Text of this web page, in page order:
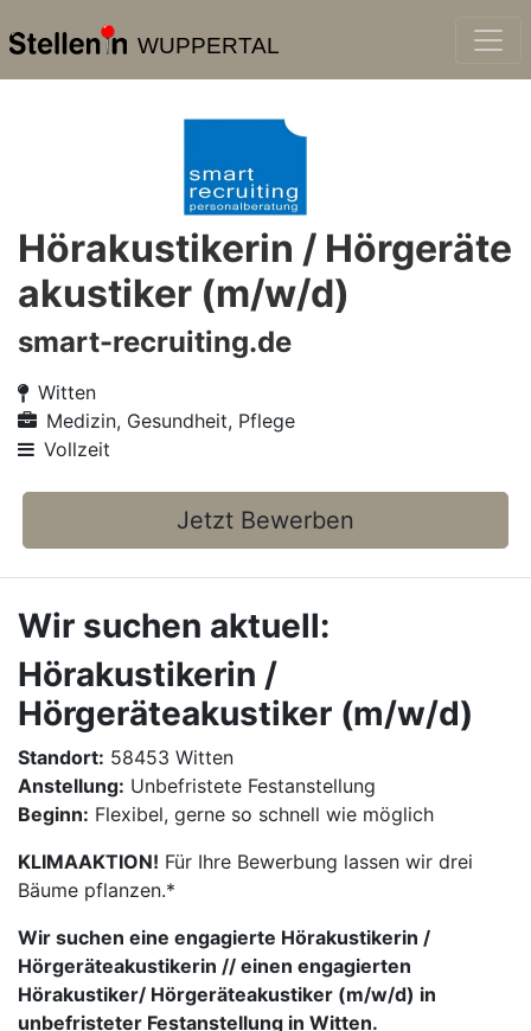
WUPPERTAL
Hörakustikerin / Hörgeräte
akustiker (m/w/d)
smart-recruiting.de
Witten
Medizin, Gesundheit, Pflege
Vollzeit
Jetzt Bewerben
Wir suchen aktuell:
Hörakustikerin /
Hörgeräteakustiker (m/w/d)
Standort: 58453 Witten
Anstellung: Unbefristete Festanstellung
Beginn: Flexibel, gerne so schnell wie möglich
KLIMAAKTION! Für Ihre Bewerbung lassen wir drei
Bäume pflanzen.*
Wir suchen eine engagierte Hörakustikerin /
Hörgeräteakustikerin // einen engagierten
Hörakustiker/ Hörgeräteakustiker (m/w/d) in
unbefristeter Festanstellung in Witten.